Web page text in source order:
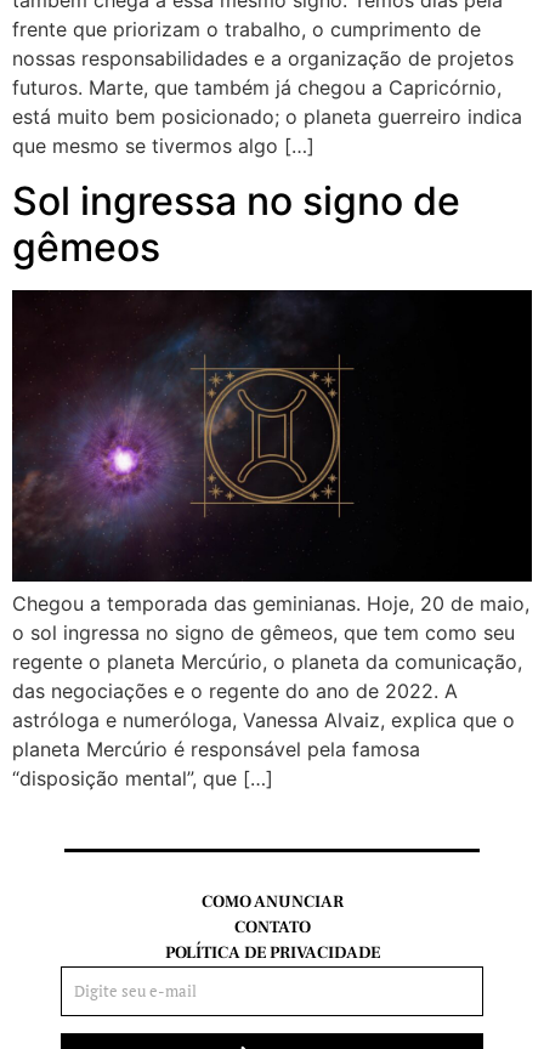
frente que priorizam o trabalho, o cumprimento de
nossas responsabilidades e a organização de projetos
futuros. Marte, que também já chegou a Capricórnio,
está muito bem posicionado; o planeta guerreiro indica
que mesmo se tivermos algo […]
Sol ingressa no signo de
gêmeos
Chegou a temporada das geminianas. Hoje, 20 de maio,
o sol ingressa no signo de gêmeos, que tem como seu
regente o planeta Mercúrio, o planeta da comunicação,
das negociações e o regente do ano de 2022. A
astróloga e numeróloga, Vanessa Alvaiz, explica que o
planeta Mercúrio é responsável pela famosa
“disposição mental”, que […]
COMO ANUNCIAR
CONTATO
POLÍTICA DE PRIVACIDADE